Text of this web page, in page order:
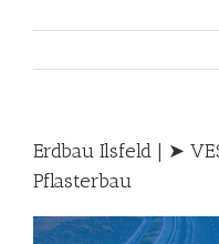
Erdbau Ilsfeld | ➤
Pflasterbau